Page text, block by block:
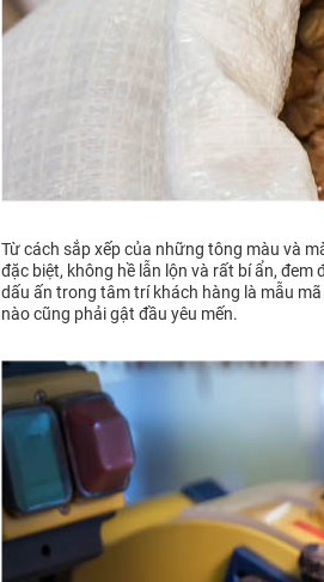
Từ cách sắp xếp của những tông màu và
đặc biệt, không hề lẫn lộn và rất bí ẩn,
dấu ấn trong tâm trí khách hàng là mẫu
nào cũng phải gật đầu yêu mến.